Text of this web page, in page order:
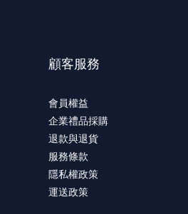
顧客服務
會員權益
企業禮品採購
退款與退貨
服務條款
隱私權政策
運送政策